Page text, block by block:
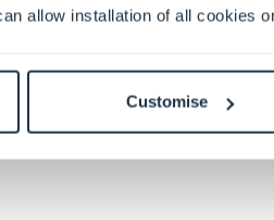
allow installation of all cookies
Customise
Forschung und